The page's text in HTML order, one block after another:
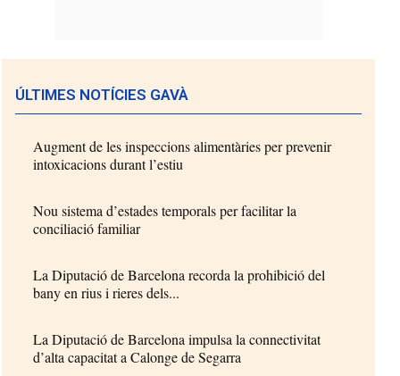
ÚLTIMES NOTÍCIES GAVÀ
Augment de les inspeccions alimentàries per prevenir
intoxicacions durant l’estiu
Nou sistema d’estades temporals per facilitar la
conciliació familiar
La Diputació de Barcelona recorda la prohibició del
bany en rius i rieres dels...
La Diputació de Barcelona impulsa la connectivitat
d’alta capacitat a Calonge de Segarra